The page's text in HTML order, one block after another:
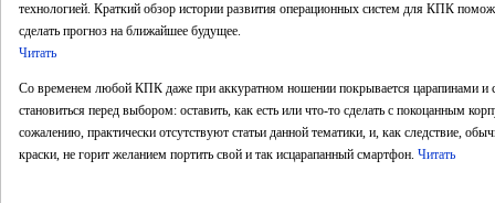
технологией. Краткий обзор истории развития операционных систем для КПК
сделать прогноз на ближайшее будущее.
Читать
Со временем любой КПК даже при аккуратном ношении покрывается царапинами и
становиться перед выбором: оставить, как есть или что-то сделать с покоцанным
сожалению, практически отсутствуют статьи данной тематики, и, как следствие,
краски, не горит желанием портить свой и так исцарапанный смартфон. Читать